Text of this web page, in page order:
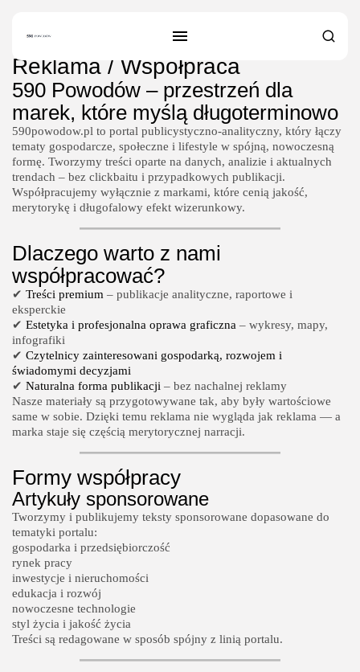
SZUKAJ
NAJNOWSZE
Dom i Ogród
Jak urządzić nowoczesną strefę BBQ
w...
OPUBLIKOWAŁ: REDAKCJA
4 SIERPNIA, 2026
Ciekawostki
Lattafa Asad – gdzie kupić?
OPUBLIKOWAŁ: REDAKCJA
3 SIERPNIA, 2026
Obiady w łódzkim biurowcu: co
OPUBLIKOWAŁ: REDAKCJA 27 LIPCA, 2026
POPULARNE KATEGORIE
Dom i Ogród
212 Artykułów
83 Artykułów
Ciekawostki
35 Artykułów
Edukacja i Nauka
24 Artykułów
Reklama / Współpraca
590 Powodów – przestrzeń dla
marek, które myślą długoterminowo
590powodow.pl to portal publicystyczno-analityczny, który łączy
tematy gospodarcze, społeczne i lifestyle w spójną, nowoczesną
formę. Tworzymy treści oparte na danych, analizie i aktualnych
trendach – bez clickbaitu i przypadkowych publikacji.
Współpracujemy wyłącznie z markami, które cenią jakość,
merytorykę i długofalowy efekt wizerunkowy.
Dlaczego warto z nami
współpracować?
✔ Treści premium – publikacje analityczne, raportowe i
eksperckie
✔ Estetyka i profesjonalna oprawa graficzna – wykresy, mapy,
infografiki
✔ Czytelnicy zainteresowani gospodarką, rozwojem i
świadomymi decyzjami
✔ Naturalna forma publikacji – bez nachalnej reklamy
Nasze materiały są przygotowywane tak, aby były wartościowe
same w sobie. Dzięki temu reklama nie wygląda jak reklama — a
marka staje się częścią merytorycznej narracji.
Formy współpracy
Artykuły sponsorowane
Tworzymy i publikujemy teksty sponsorowane dopasowane do
tematyki portalu:
gospodarka i przedsiębiorczość
rynek pracy
inwestycje i nieruchomości
edukacja i rozwój
nowoczesne technologie
styl życia i jakość życia
Treści są redagowane w sposób spójny z linią portalu.